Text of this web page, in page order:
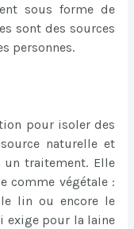
sous forme de
sont des sources
personnes.
pour isoler des
naturelle et
traitement. Elle
comme végétale :
lin ou encore le
exige pour la laine